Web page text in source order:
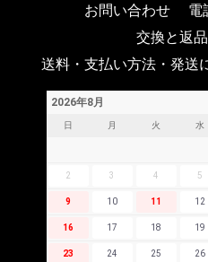
お問い合わせ
電
交換と返
送料・支払い方法・発送
2026年8月
日 月 火 水
2 3 4 5
9 10 11 12
16 17 18 19
23 24 25 26